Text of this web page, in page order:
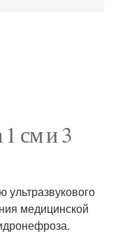
см и 3
медицинской